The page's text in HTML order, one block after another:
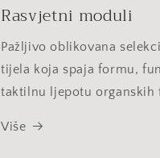
Rasvjetni moduli
Pažljivo oblikovana
tijela koja spaja formu,
taktilnu ljepotu organskih
Više